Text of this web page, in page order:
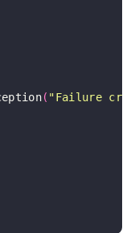
( "Failure